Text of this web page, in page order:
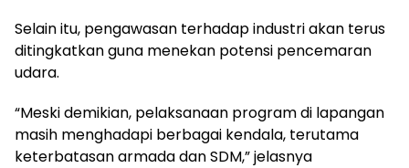
Selain itu, pengawasan terhadap industri akan terus
ditingkatkan guna menekan potensi pencemaran
udara.
“Meski demikian, pelaksanaan program di lapangan
masih menghadapi berbagai kendala, terutama
keterbatasan armada dan SDM,” jelasnya